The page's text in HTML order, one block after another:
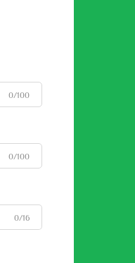
0/100
0/100
0/16